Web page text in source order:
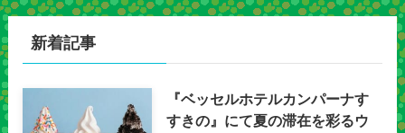
新着記事
『ベッセルホテルカンパーナす
すきの』にて夏の滞在を彩るウ